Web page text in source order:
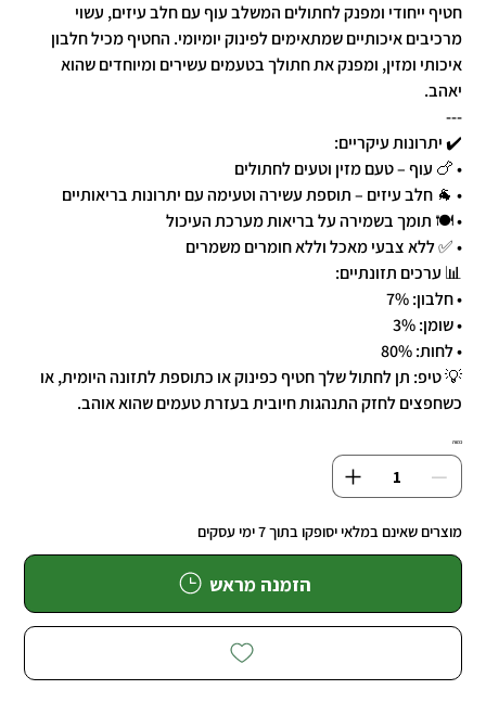
חטיף ייחודי ומפנק לחתולים המשלב עוף עם חלב עיזים, עשוי
מרכיבים איכותיים שמתאימים לפינוק יומיומי. החטיף מכיל חלבון
איכותי ומזין, ומפנק את חתולך בטעמים עשירים ומיוחדים שהוא
יאהב.
---
✔️ יתרונות עיקריים:
• 🍗 עוף – טעם מזין וטעים לחתולים
• 🐐 חלב עיזים – תוספת עשירה וטעימה עם יתרונות בריאותיים
• 🍽️ תומך בשמירה על בריאות מערכת העיכול
• ✅ ללא צבעי מאכל וללא חומרים משמרים
📊 ערכים תזונתיים:
• חלבון: 7%
• שומן: 3%
• לחות: 80%
💡 טיפ: תן לחתול שלך חטיף כפינוק או כתוספת לתזונה היומית, או
כשחפצים לחזק התנהגות חיובית בעזרת טעמים שהוא אוהב.
כמות
מוצרים שאינם במלאי יסופקו בתוך 7 ימי עסקים
הזמנה מראש